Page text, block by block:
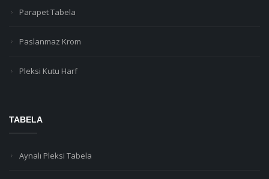
Parapet Tabela
Paslanmaz Krom
Pleksi Kutu Harf
TABELA
Aynalı Pleksi Tabela